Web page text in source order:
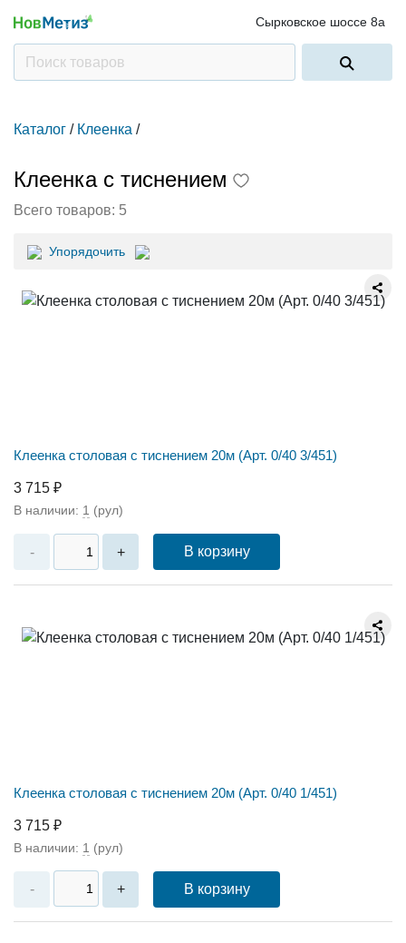
Сырковское шоссе 8а
Каталог / Клеенка /
Клеенка с тиснением
Всего товаров: 5
Упорядочить
Клеенка столовая с тиснением 20м (Арт. 0/40 3/451)
3 715 ₽
В наличии: 1 (рул)
- + В корзину
Клеенка столовая с тиснением 20м (Арт. 0/40 1/451)
3 715 ₽
В наличии: 1 (рул)
- + В корзину